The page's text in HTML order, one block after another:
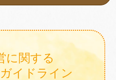
に関する
イドライン